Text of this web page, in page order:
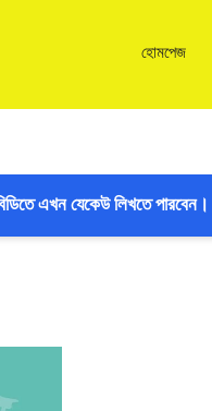
হোমপেজ
এখন যেকেউ লিখতে পারবেন।